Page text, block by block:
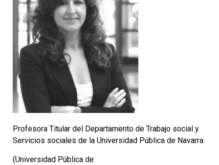
Profesora Titular del Departamento de Trabajo social y
Servicios sociales de la Universidad Pública de Navarra.
(Universidad Pública de